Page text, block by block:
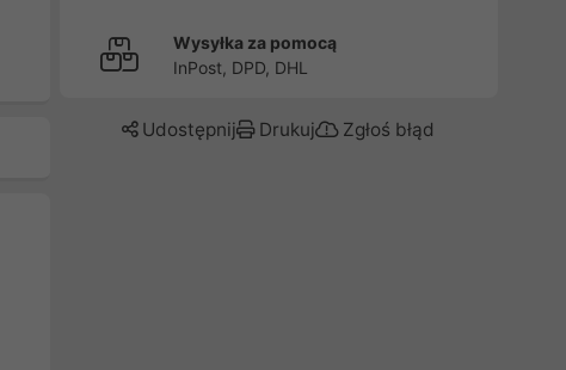
Wysyłka za pomocą
InPost, DPD, DHL
Udostępnij Drukuj Zgłoś błąd